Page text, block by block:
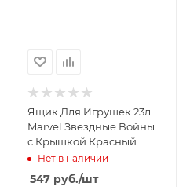
Ящик Для Игрушек 23л
Marvel Звездные Войны
с Крышкой Красный
IDEA (6)
Нет в наличии
547 руб./шт